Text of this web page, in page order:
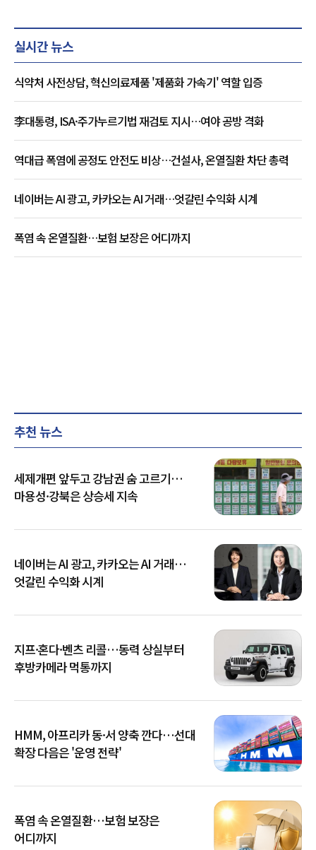
실시간 뉴스
식약처 사전상담, 혁신의료제품 '제품화 가속기' 역할 입증
李대통령, ISA·주가누르기법 재검토 지시…여야 공방 격화
역대급 폭염에 공정도 안전도 비상…건설사, 온열질환 차단 총력
네이버는 AI 광고, 카카오는 AI 거래…엇갈린 수익화 시계
폭염 속 온열질환…보험 보장은 어디까지
추천 뉴스
세제개편 앞두고 강남권 숨 고르기…
마용성·강북은 상승세 지속
네이버는 AI 광고, 카카오는 AI 거래…
엇갈린 수익화 시계
지프·혼다·벤츠 리콜…동력 상실부터
후방카메라 먹통까지
HMM, 아프리카 동·서 양축 깐다…선대
확장 다음은 '운영 전략'
폭염 속 온열질환…보험 보장은
어디까지